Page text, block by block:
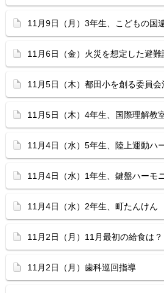
11月9日（月）3年生、こどもの国
11月6日（金）火災を想定した避難
11月5日（木）都田小を創る委員会
11月5日（木）4年生、国際理解教
11月4日（水）5年生、陸上運動ハ
11月4日（水）1年生、鍵盤ハーモ
11月4日（水）2年生、町たんけん
11月2日（月）11月最初の給食は？
11月2日（月）歯科巡回指導